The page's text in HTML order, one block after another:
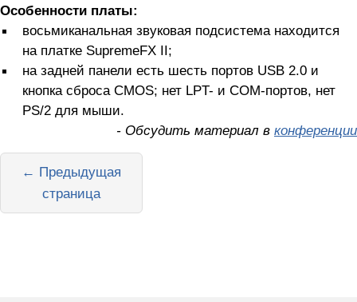
Особенности платы:
восьмиканальная звуковая подсистема находится
на платке SupremeFX II;
на задней панели есть шесть портов USB 2.0 и
кнопка сброса CMOS; нет LPT- и COM-портов, нет
PS/2 для мыши.
- Обсудить материал в конференции
← Предыдущая
страница